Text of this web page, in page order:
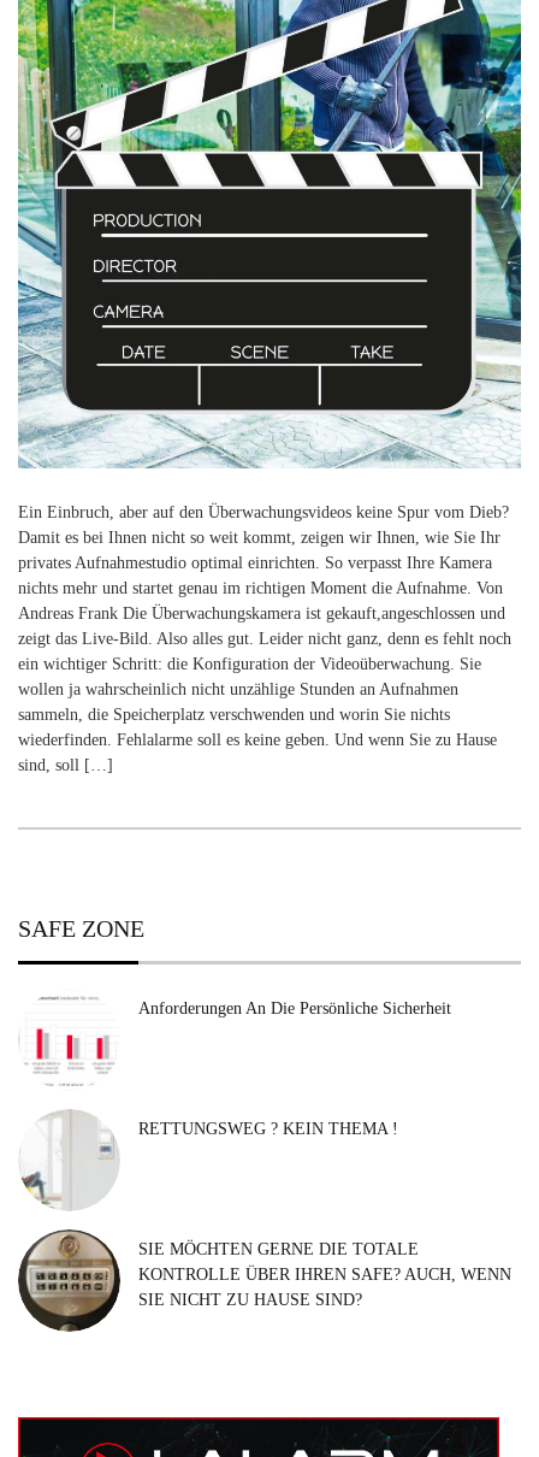
Ein Einbruch, aber auf den Überwachungsvideos keine Spur vom Dieb?
Damit es bei Ihnen nicht so weit kommt, zeigen wir Ihnen, wie Sie Ihr
privates Aufnahmestudio optimal einrichten. So verpasst Ihre Kamera
nichts mehr und startet genau im richtigen Moment die Aufnahme. Von
Andreas Frank Die Überwachungskamera ist gekauft,angeschlossen und
zeigt das Live-Bild. Also alles gut. Leider nicht ganz, denn es fehlt noch
ein wichtiger Schritt: die Konfiguration der Videoüberwachung. Sie
wollen ja wahrscheinlich nicht unzählige Stunden an Aufnahmen
sammeln, die Speicherplatz verschwenden und worin Sie nichts
wiederfinden. Fehlalarme soll es keine geben. Und wenn Sie zu Hause
sind, soll […]
SAFE ZONE
Anforderungen An Die Persönliche Sicherheit
RETTUNGSWEG ? KEIN THEMA !
SIE MÖCHTEN GERNE DIE TOTALE
KONTROLLE ÜBER IHREN SAFE? AUCH, WENN
SIE NICHT ZU HAUSE SIND?